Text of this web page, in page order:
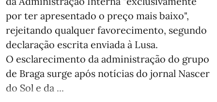
por ter apresentado o preço mais baixo",
rejeitando qualquer favorecimento, segundo
declaração escrita enviada à Lusa.
O esclarecimento da administração do grupo
de Braga surge após notícias do jornal Nascer
do Sol e da ...